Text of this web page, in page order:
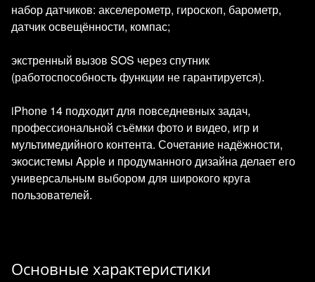
набор датчиков: акселерометр, гироскоп, барометр,
датчик освещённости, компас;
экстренный вызов SOS через спутник
(работоспособность функции не гарантируется).
iPhone 14 подходит для повседневных задач,
профессиональной съёмки фото и видео, игр и
мультимедийного контента. Сочетание надёжности,
экосистемы Apple и продуманного дизайна делает его
универсальным выбором для широкого круга
пользователей.
Основные характеристики